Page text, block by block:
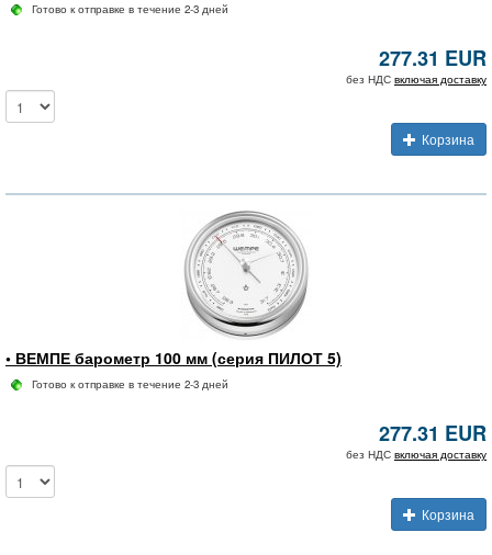
Готово к отправке в течение 2-3 дней
277.31 EUR
без НДС включая доставку
Корзина
• ВЕМПЕ барометр 100 мм (серия ПИЛОТ 5)
Готово к отправке в течение 2-3 дней
277.31 EUR
без НДС включая доставку
Корзина